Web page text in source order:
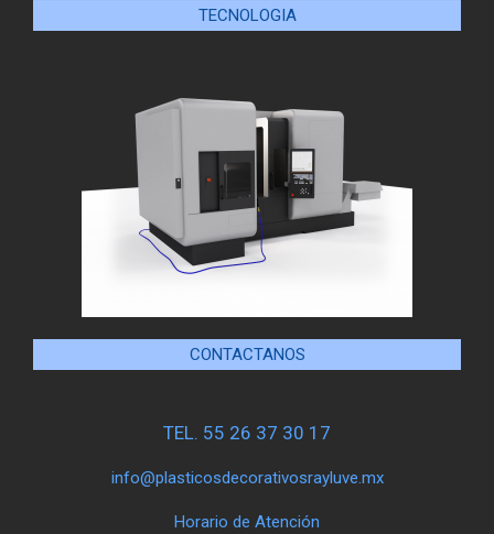
TECNOLOGIA
CONTACTANOS
TEL. 55 26 37 30 17
info@plasticosdecorativosrayluve.mx
Horario de Atención